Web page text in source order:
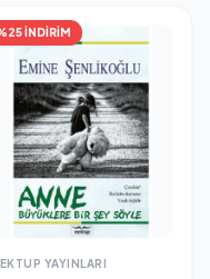
İNDİRİM
YAYINLARI